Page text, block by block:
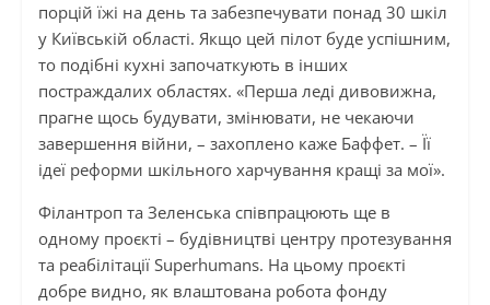
порцій їжі на день та забезпечувати понад 30 шкіл
у Київській області. Якщо цей пілот буде успішним,
то подібні кухні започаткують в інших
постраждалих областях. «Перша леді дивовижна,
прагне щось будувати, змінювати, не чекаючи
завершення війни, – захоплено каже Баффет. – Її
ідеї реформи шкільного харчування кращі за мої».
Філантроп та Зеленська співпрацюють ще в
одному проєкті – будівництві центру протезування
та реабілітації Superhumans. На цьому проєкті
добре видно, як влаштована робота фонду